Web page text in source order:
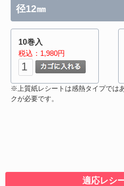
径12㎜
10巻入
税込：1,980円
※上質紙レシートは感熱タイプでは
クが必要です。
適応レシ